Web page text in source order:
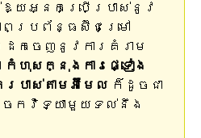
យអ្នកប្រើប្រាស់នូវ
ពប្រព័ន្ធស៊ីជម្រៅ
ដកចេញនូវការគំរាម
កំហុសក្នុងការផ្ទៀង
ប្រាស់តាមអ៊ីមែល ក៏ដូចជា
ចេកវិទ្យាមួយទល់នឹង